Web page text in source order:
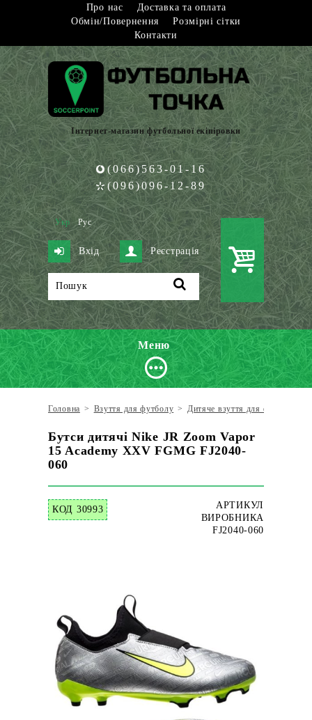
Про нас
Доставка та оплата
Обмін/Повернення
Розмірні сітки
Контакти
Інтернет-магазин футбольної екіпіровки
(066)563-01-16
(096)096-12-89
Укр Рус
Вхід Реєстрація
Меню
Головна > Взуття для футболу > Дитяче взуття для футболу
Бутси дитячі Nike JR Zoom Vapor
15 Academy XXV FGMG FJ2040-
060
КОД 30993
АРТИКУЛ
ВИРОБНИКА
FJ2040-060